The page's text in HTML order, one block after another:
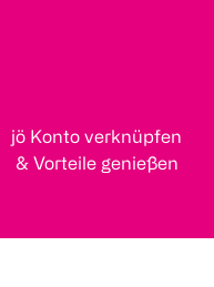
jö Konto verknüpfen
& Vorteile genießen